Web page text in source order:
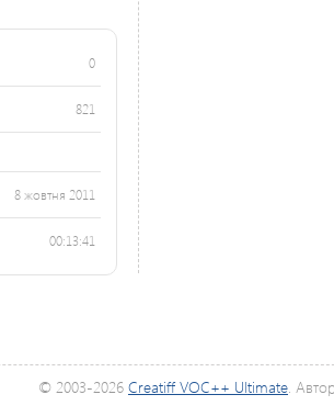
0
821
8 жовтня 2011
00:13:41
© 2003-2026 Creatiff VOC++ Ultimate.